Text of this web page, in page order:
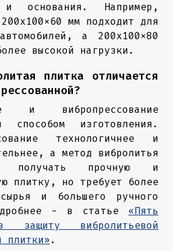
и основания. Например,
мм подходит для
а 200x100x80
высокой нагрузки.
плитка отличается
и вибропрессование
способом изготовления.
технологичнее и
а метод вибролитья
получать прочную и
плитку, но требует более
и большего ручного
- в статье «Пять
защиту вибролитьевой
плитки».